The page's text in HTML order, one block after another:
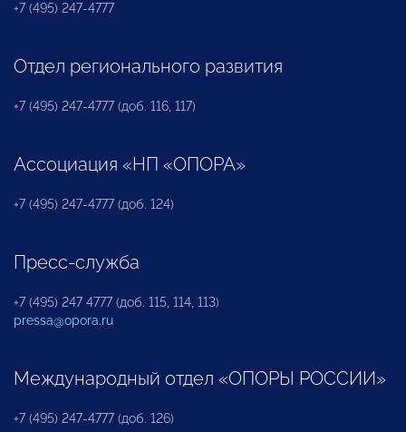
+7 (495) 247-4777
Отдел регионального развития
+7 (495) 247-4777 (доб. 116, 117)
Ассоциация «НП «ОПОРА»
+7 (495) 247-4777 (доб. 124)
Пресс-служба
+7 (495) 247 4777 (доб. 115, 114, 113)
pressa@opora.ru
Международный отдел «ОПОРЫ РОССИИ»
+7 (495) 247-4777 (доб. 126)